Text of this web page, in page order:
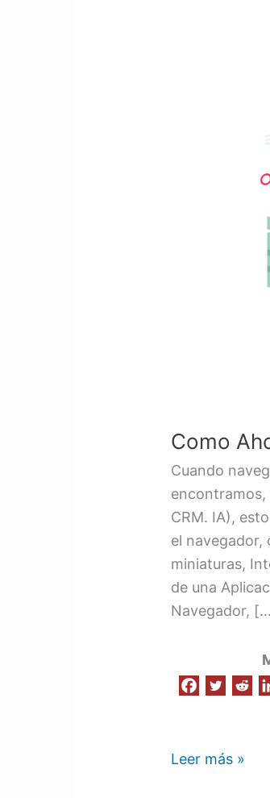
Como
Cuando
encontramos,
CRM. IA),
el navegador,
miniaturas,
de una
Navegador,
Leer más »